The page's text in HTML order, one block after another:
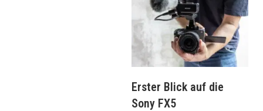
Erster Blick auf die
Sony FX5